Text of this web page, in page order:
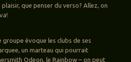
que penser du verso? Allez, on
groupe évoque les clubs de ses
un marteau qui pourrait
Odeon, le Rainbow – on peut